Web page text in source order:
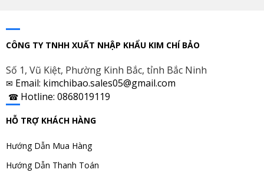
CÔNG TY TNHH XUẤT NHẬP KHẨU KIM CHÍ BẢO
Số 1, Vũ Kiệt, Phường Kinh Bắc, tỉnh Bắc Ninh
✉ Email: kimchibao.sales05@gmail.com
☎ Hotline: 0868019119
HỖ TRỢ KHÁCH HÀNG
Hướng Dẫn Mua Hàng
Hướng Dẫn Thanh Toán